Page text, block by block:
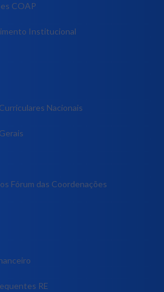
COAP
Institucional
Nacionais
Fórum das Coordenações
RE